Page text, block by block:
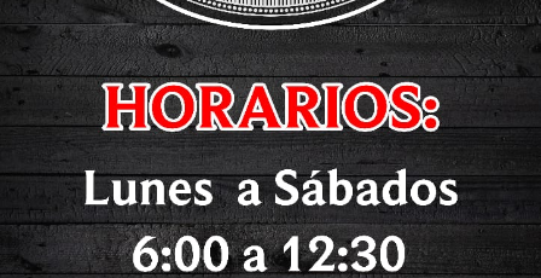
Falleció una querida
docente de nuestra
ciudad